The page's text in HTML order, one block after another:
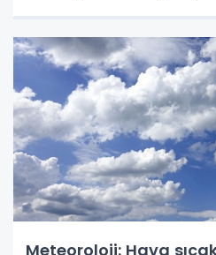
Meteoroloji: Hava